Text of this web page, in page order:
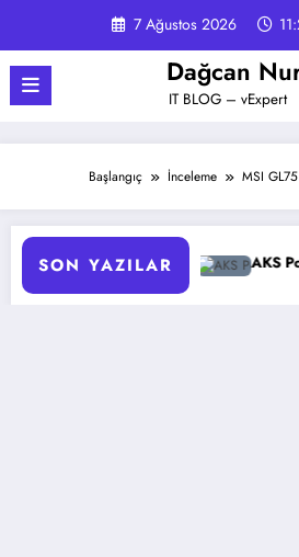
7 Ağustos 2026
Dağcan
IT BLOG – vExpert
Başlangıç İnceleme MSI
SON YAZILAR
Yapılır? AKS Pod Otomatik